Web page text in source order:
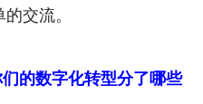
交流。
的数字化转型分了哪些